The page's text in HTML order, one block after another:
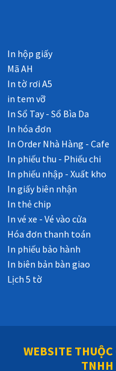
In hộp giấy
Mã AH
In tờ rơi A5
in tem vỡ
In Sổ Tay - Sổ Bìa Da
In hóa đơn
In Order Nhà Hàng - Cafe
In phiếu thu - Phiếu chi
In phiếu nhập - Xuất kho
In giấy biên nhận
In thẻ chip
In vé xe - Vé vào cửa
Hóa đơn thanh toán
In phiếu bảo hành
In biên bản bàn giao
Lịch 5 tờ
WEBSITE THUỘC
TNHH